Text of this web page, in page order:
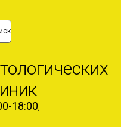
18:00,